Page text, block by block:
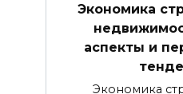
Экономика
аспекты и
Экономика